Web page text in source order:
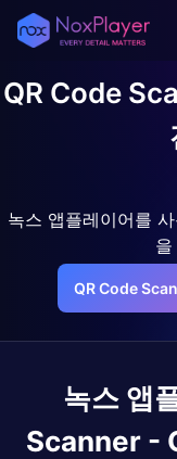
QR Code
녹스 앱플레이어를
QR Code
녹스 앱
Scanner -